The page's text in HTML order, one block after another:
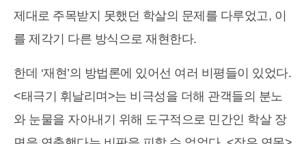
제대로 주목받지 못했던 학살의 문제를 다루었고, 이
를 제각기 다른 방식으로 재현한다.
한데 ‘재현’의 방법론에 있어선 여러 비평들이 있었다.
<태극기 휘날리며>는 비극성을 더해 관객들의 분노
와 눈물을 자아내기 위해 도구적으로 민간인 학살 장